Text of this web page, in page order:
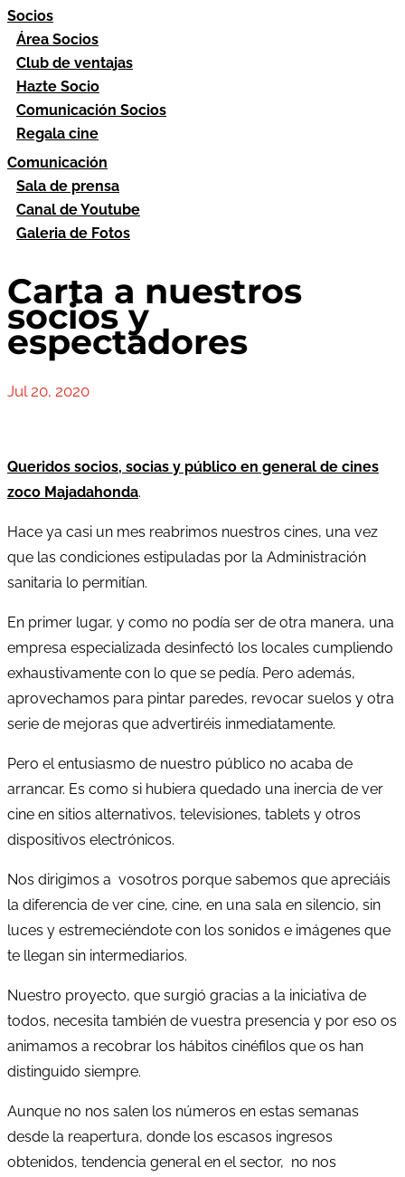
Socios
Área Socios
Club de ventajas
Hazte Socio
Comunicación Socios
Regala cine
Comunicación
Sala de prensa
Canal de Youtube
Galeria de Fotos
Carta a nuestros
socios y
espectadores
Jul 20, 2020
Queridos socios, socias y público en general de cines
zoco Majadahonda.
Hace ya casi un mes reabrimos nuestros cines, una vez
que las condiciones estipuladas por la Administración
sanitaria lo permitían.
En primer lugar, y como no podía ser de otra manera, una
empresa especializada desinfectó los locales cumpliendo
exhaustivamente con lo que se pedía. Pero además,
aprovechamos para pintar paredes, revocar suelos y otra
serie de mejoras que advertiréis inmediatamente.
Pero el entusiasmo de nuestro público no acaba de
arrancar. Es como si hubiera quedado una inercia de ver
cine en sitios alternativos, televisiones, tablets y otros
dispositivos electrónicos.
Nos dirigimos a vosotros porque sabemos que apreciáis
la diferencia de ver cine, cine, en una sala en silencio, sin
luces y estremeciéndote con los sonidos e imágenes que
te llegan sin intermediarios.
Nuestro proyecto, que surgió gracias a la iniciativa de
todos, necesita también de vuestra presencia y por eso os
animamos a recobrar los hábitos cinéfilos que os han
distinguido siempre.
Aunque no nos salen los números en estas semanas
desde la reapertura, donde los escasos ingresos
obtenidos, tendencia general en el sector, no nos